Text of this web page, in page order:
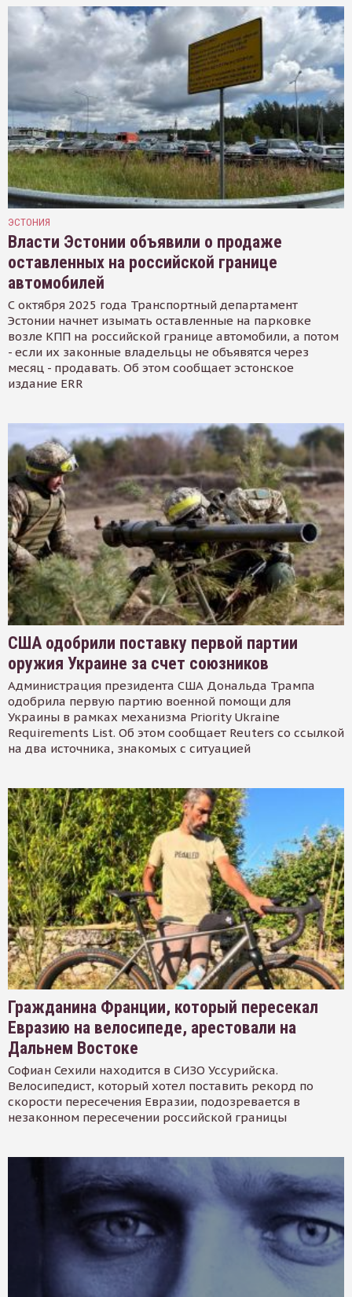
ЭСТОНИЯ
Власти Эстонии объявили о продаже
оставленных на российской границе
автомобилей
С октября 2025 года Транспортный департамент
Эстонии начнет изымать оставленные на парковке
возле КПП на российской границе автомобили, а потом
- если их законные владельцы не объявятся через
месяц - продавать. Об этом сообщает эстонское
издание ERR
США одобрили поставку первой партии
оружия Украине за счет союзников
Администрация президента США Дональда Трампа
одобрила первую партию военной помощи для
Украины в рамках механизма Priority Ukraine
Requirements List. Об этом сообщает Reuters со ссылкой
на два источника, знакомых с ситуацией
Гражданина Франции, который пересекал
Евразию на велосипеде, арестовали на
Дальнем Востоке
Софиан Сехили находится в СИЗО Уссурийска.
Велосипедист, который хотел поставить рекорд по
скорости пересечения Евразии, подозревается в
незаконном пересечении российской границы